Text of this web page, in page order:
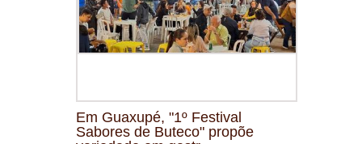
Em Guaxupé, "1º Festival
Sabores de Buteco" propõe